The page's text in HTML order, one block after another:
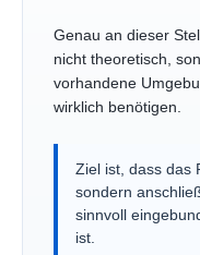
Genau an dieser
nicht theoretisch,
vorhandene
wirklich benötigen.
Ziel ist, dass das
sondern
sinnvoll
ist.